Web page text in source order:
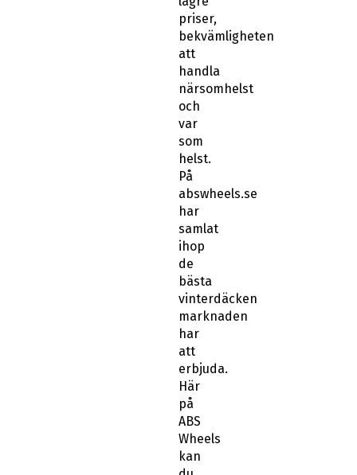
bekvämligheten
att
handla
närsomhelst
och
var
som
helst.
På
abswheels.se
har
samlat
ihop
de
bästa
vinterdäcken
marknaden
har
att
erbjuda.
Här
på
ABS
Wheels
kan
du
söka